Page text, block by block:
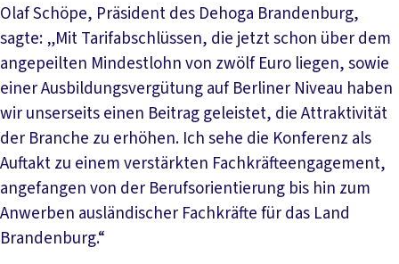
Olaf Schöpe, Präsident des Dehoga Brandenburg,
sagte: „Mit Tarifabschlüssen, die jetzt schon über dem
angepeilten Mindestlohn von zwölf Euro liegen, sowie
einer Ausbildungsvergütung auf Berliner Niveau haben
wir unserseits einen Beitrag geleistet, die Attraktivität
der Branche zu erhöhen. Ich sehe die Konferenz als
Auftakt zu einem verstärkten Fachkräfteengagement,
angefangen von der Berufsorientierung bis hin zum
Anwerben ausländischer Fachkräfte für das Land
Brandenburg.“